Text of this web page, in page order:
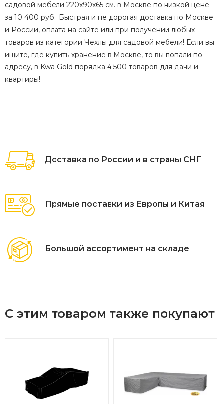
садовой мебели 220x90x65 см. в Москве по низкой цене
за 10 400 руб.! Быстрая и не дорогая доставка по Москве
и России, оплата на сайте или при получении любых
товаров из категории Чехлы для садовой мебели! Если вы
ищите, где купить хранение в Москве, то вы попали по
адресу, в Kwa-Gold порядка 4 500 товаров для дачи и
квартиры!
Доставка по России и в страны СНГ
Прямые поставки из Европы и Китая
Большой ассортимент на складе
С этим товаром также покупают